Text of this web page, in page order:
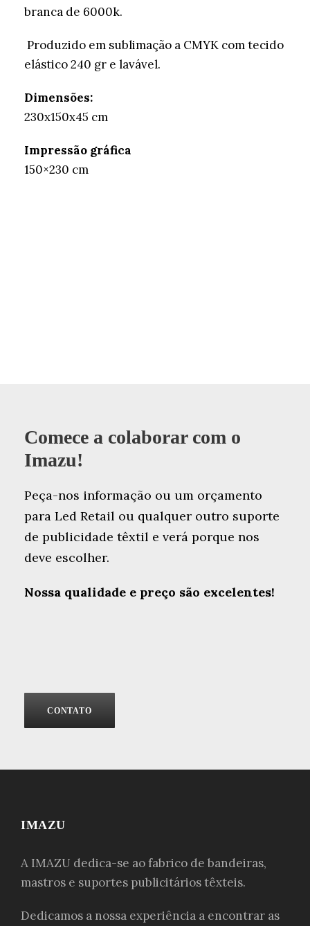
branca de 6000k.
Produzido em sublimação a CMYK com tecido
elástico 240 gr e lavável.
Dimensões:
230x150x45 cm
Impressão gráfica
150×230 cm
Comece a colaborar com o
Imazu!
Peça-nos informação ou um orçamento
para Led Retail ou qualquer outro suporte
de publicidade têxtil e verá porque nos
deve escolher.
Nossa qualidade e preço são excelentes!
CONTATO
IMAZU
A IMAZU dedica-se ao fabrico de bandeiras,
mastros e suportes publicitários têxteis.
Dedicamos a nossa experiência a encontrar as